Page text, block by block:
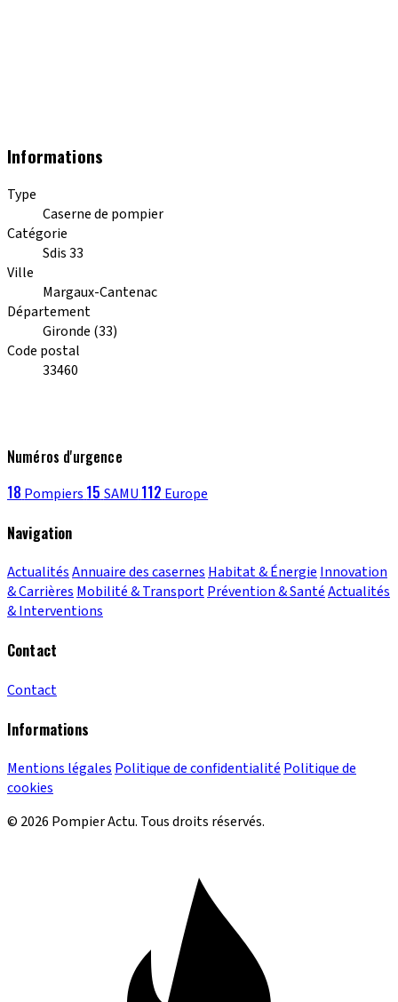
Informations
Type
Caserne de pompier
Catégorie
Sdis 33
Ville
Margaux-Cantenac
Département
Gironde (33)
Code postal
33460
Numéros d'urgence
18 Pompiers 15 SAMU 112 Europe
Navigation
ActualitésAnnuaire des casernes Habitat & Énergie Innovation
& Carrières Mobilité & TransportPrévention & SantéActualités
& Interventions
Contact
Contact
Informations
Mentions légales Politique de confidentialité Politique de
cookies
© 2026 Pompier Actu. Tous droits réservés.